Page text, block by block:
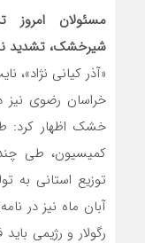
مسئولان امروز
شیرخشک، تشدید
«آذر کیانی نژاد»،
خراسان رضوی
خشک اظهار کرد:
کمیسیون، طی چند
توزیع استانی به
آبان ماه نیز در
رگولار و رژیمی